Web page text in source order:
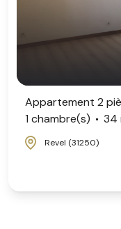
Appartement 2
1 chambre(s)
34
Revel (31250)